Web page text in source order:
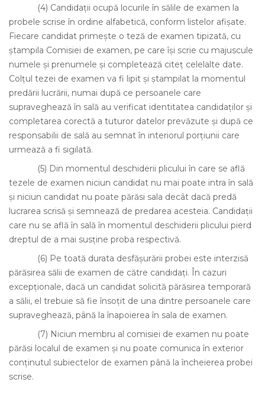
(4) Candidaţii ocupă locurile în sălile de examen la
probele scrise în ordine alfabetică, conform listelor afişate.
Fiecare candidat primeşte o teză de examen tipizată, cu
ştampila Comisiei de examen, pe care îşi scrie cu majuscule
numele şi prenumele şi completează citeţ celelalte date.
Colţul tezei de examen va fi lipit şi ştampilat la momentul
predării lucrării, numai după ce persoanele care
supraveghează în sală au verificat identitatea candidaţilor şi
completarea corectă a tuturor datelor prevăzute şi după ce
responsabilii de sală au semnat în interiorul porţiunii care
urmează a fi sigilată.
(5) Din momentul deschiderii plicului în care se află
tezele de examen niciun candidat nu mai poate intra în sală
şi niciun candidat nu poate părăsi sala decât dacă predă
lucrarea scrisă şi semnează de predarea acesteia. Candidaţii
care nu se află în sală în momentul deschiderii plicului pierd
dreptul de a mai susţine proba respectivă.
(6) Pe toată durata desfăşurării probei este interzisă
părăsirea sălii de examen de către candidaţi. În cazuri
excepţionale, dacă un candidat solicită părăsirea temporară
a sălii, el trebuie să fie însoţit de una dintre persoanele care
supraveghează, până la înapoierea în sala de examen.
(7) Niciun membru al comisiei de examen nu poate
părăsi localul de examen şi nu poate comunica în exterior
conţinutul subiectelor de examen până la încheierea probei
scrise.